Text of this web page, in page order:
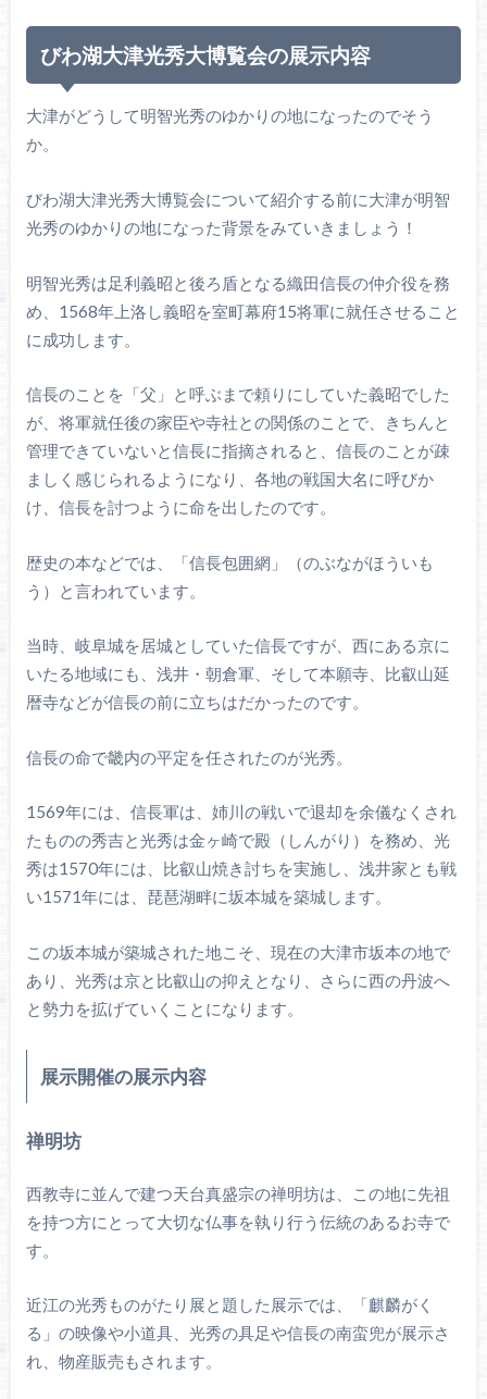
びわ湖大津光秀大博覧会の展示内容
大津がどうして明智光秀のゆかりの地になったのでそう
か。
びわ湖大津光秀大博覧会について紹介する前に大津が明智
光秀のゆかりの地になった背景をみていきましょう！
明智光秀は足利義昭と後ろ盾となる織田信長の仲介役を務
め、1568年上洛し義昭を室町幕府15将軍に就任させること
に成功します。
信長のことを「父」と呼ぶまで頼りにしていた義昭でした
が、将軍就任後の家臣や寺社との関係のことで、きちんと
管理できていないと信長に指摘されると、信長のことが疎
ましく感じられるようになり、各地の戦国大名に呼びか
け、信長を討つように命を出したのです。
歴史の本などでは、「信長包囲網」（のぶながほういも
う）と言われています。
当時、岐阜城を居城としていた信長ですが、西にある京に
いたる地域にも、浅井・朝倉軍、そして本願寺、比叡山延
暦寺などが信長の前に立ちはだかったのです。
信長の命で畿内の平定を任されたのが光秀。
1569年には、信長軍は、姉川の戦いで退却を余儀なくされ
たものの秀吉と光秀は金ヶ崎で殿（しんがり）を務め、光
秀は1570年には、比叡山焼き討ちを実施し、浅井家とも戦
い1571年には、琵琶湖畔に坂本城を築城します。
この坂本城が築城された地こそ、現在の大津市坂本の地で
あり、光秀は京と比叡山の抑えとなり、さらに西の丹波へ
と勢力を拡げていくことになります。
展示開催の展示内容
禅明坊
西教寺に並んで建つ天台真盛宗の禅明坊は、この地に先祖
を持つ方にとって大切な仏事を執り行う伝統のあるお寺で
す。
近江の光秀ものがたり展と題した展示では、「麒麟がく
る」の映像や小道具、光秀の具足や信長の南蛮兜が展示さ
れ、物産販売もされます。